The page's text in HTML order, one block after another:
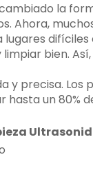
la
Ahora,
lugares
bien.
y precisa.
hasta un 80%